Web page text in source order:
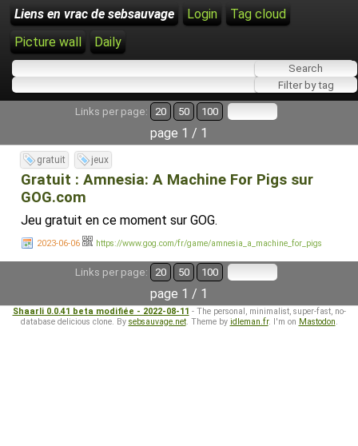
Liens en vrac de sebsauvage Login
Tag cloud
Picture wall
Daily
Links per page: 20 50 100
page 1 / 1
gratuit jeux
Gratuit : Amnesia: A Machine For Pigs sur
GOG.com
Jeu gratuit en ce moment sur GOG.
2023-06-06 https://www.gog.com/fr/game/amnesia_a_machine_for_pigs
Links per page: 20 50 100
page 1 / 1
Shaarli 0.0.41 beta modifiée - 2022-08-11 - The personal, minimalist, super-fast, no-
database delicious clone. By sebsauvage.net. Theme by idleman.fr. I'm on Mastodon.